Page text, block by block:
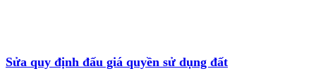
Sửa quy định đấu giá quyền sử dụng đất